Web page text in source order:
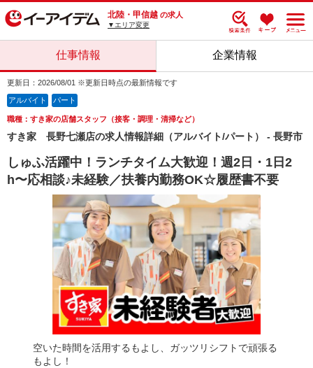
北陸・甲信越 の求人
▼エリア変更
仕事情報 企業情報
更新日：2026/08/01 ※更新日時点の最新情報です
アルバイト パート
職種：すき家の店舗スタッフ（接客・調理・清掃など）
すき家 長野七瀬店の求人情報詳細（アルバイト/パート） - 長野市
しゅふ活躍中！ランチタイム大歓迎！週2日・1日2
h〜応相談♪未経験／扶養内勤務OK☆履歴書不要
空いた時間を活用するもよし、ガッツリシフトで頑張る
もよし！